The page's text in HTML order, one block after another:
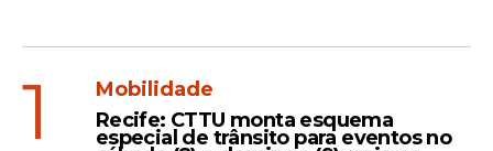
Governo do Estado irá custear
integralmente aCrecheTia Emocy pelo
período de um ano.
1
Mobilidade
Recife: CTTU monta esquema
especial de trânsito para eventos no